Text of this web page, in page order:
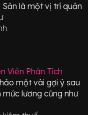
Sản là một vị tríquản
Viên Phân Tích
một vài gợi ý sau
lương cũng như